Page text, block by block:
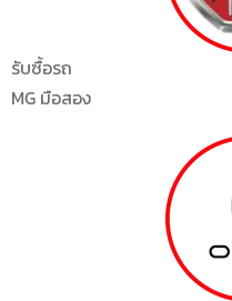
รับซื้อรถ
MG มือสอง